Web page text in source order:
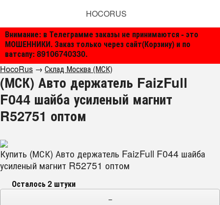
Внимание: в Телеграмме заказы не принимаются - это
МОШЕННИКИ. Заказ только через сайт(Корзину) и по
ватсапу: 89106740330.
HOCORUS
HocoRus → Склад Москва (МСК)
(МСК) Авто держатель FaizFull
F044 шайба усиленый магнит
R52751 оптом
Купить (МСК) Авто держатель FaizFull F044 шайба
усиленый магнит R52751 оптом
Осталось 2 штуки
−